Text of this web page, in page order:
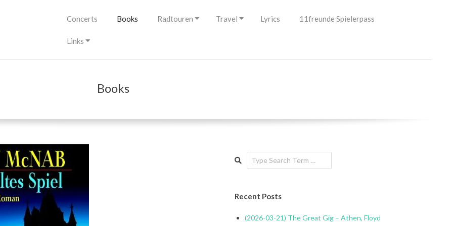
Menu
Concerts Books Radtouren Travel Lyrics 11freunde Spielerpass
Links
Books
Search
Recent Posts
(2026-03-21) The Great Gig – Athen, Floyd